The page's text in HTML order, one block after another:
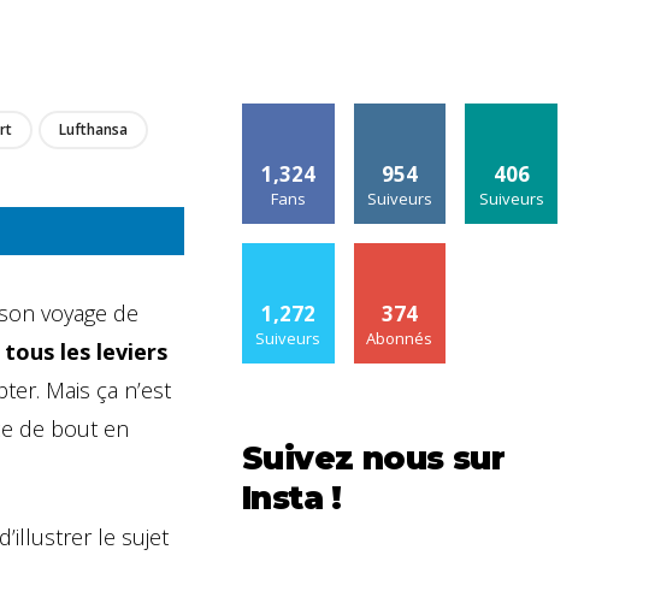
Lufthansa
voyage de
les leviers
Mais ça n’est
de bout en
le sujet
1,324
Fans
954
Suiveurs
406
Suiveurs
1,272
Suiveurs
374
Abonnés
Suivez nous sur
Insta !